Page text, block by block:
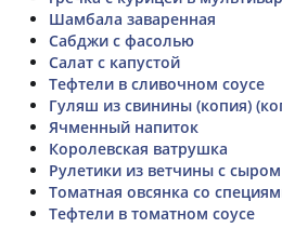
Шамбала заваренная
Сабджи с фасолью
Салат с капустой
Тефтели в сливочном соусе
Гуляш из свинины (копия)
Ячменный напиток
Королевская ватрушка
Рулетики из ветчины с
Томатная овсянка со
Тефтели в томатном соусе